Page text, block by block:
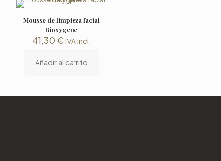
Mousse de limpieza facial
Bioxygene
41,30 €IVA incl.
Añadir al carrito